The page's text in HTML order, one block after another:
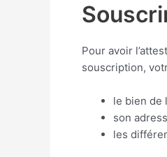
Pour avoir
souscription,
le bien de
son
les